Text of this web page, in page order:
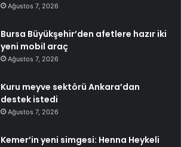
Ağustos 7, 2026
Bursa Büyükşehir’den afetlere hazır iki
yeni mobil araç
Ağustos 7, 2026
Kuru meyve sektörü Ankara’dan
destek istedi
Ağustos 7, 2026
Kemer’in yeni simgesi: Henna Heykeli